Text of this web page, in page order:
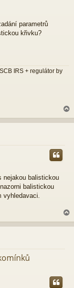
parametrů
křivku?
IRS + regulátor by
a
h
nejakou balistickou
balistickou
vyhledavaci.
a
h